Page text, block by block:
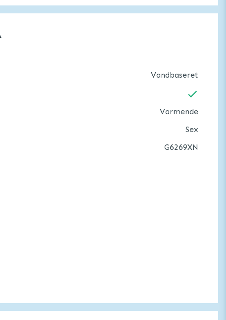
Vandbaseret
Varmende
Sex
G6269XN